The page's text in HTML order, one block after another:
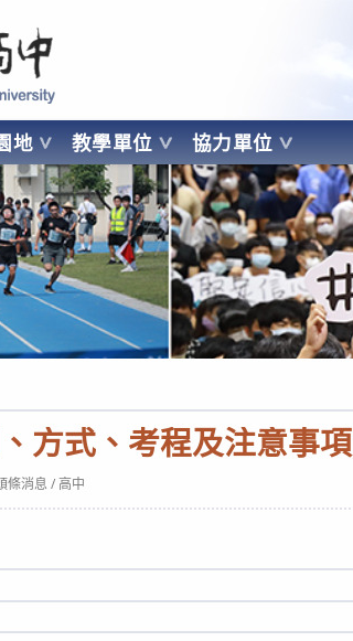
地 教學單位 協力單位
方式、考程及注意事項
條消息 / 高中